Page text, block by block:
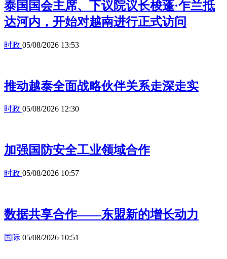
泰国国会主席、下议院议长梭蓬·乍兰抵
达河内，开始对越南进行正式访问
时政 05/08/2026 13:53
推动越泰全面战略伙伴关系走深走实
时政 05/08/2026 12:30
加强国防安全工业领域合作
时政 05/08/2026 10:57
数据共享合作——东盟新的增长动力
国际 05/08/2026 10:51